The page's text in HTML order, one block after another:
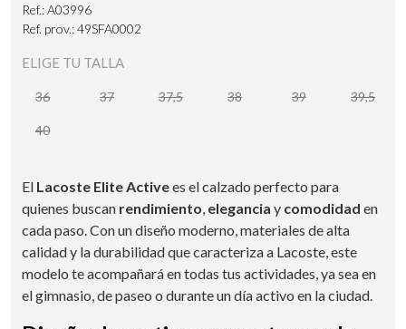
Ref.: A03996
Ref. prov.: 49SFA0002
ELIGE TU TALLA
36 37 37,5 38 39 39,5
40
El Lacoste Elite Activees el calzado perfecto para
quienes buscan rendimiento elegancia y comodidad en
cada paso. Con un diseño moderno, materiales de alta
calidad y la durabilidad que caracteriza a Lacoste, este
modelo te acompañará en todas tus actividades, ya sea en
el gimnasio, de paseo o durante un día activo en la ciudad.